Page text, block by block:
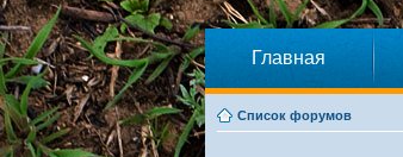
Главная
Список форумов